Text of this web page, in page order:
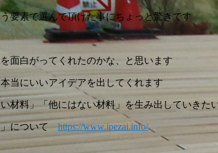
要素で選んで頂けた事にちょっと驚きです
面白がってくれたのかな、と思います
当にいいアイデアを出してくれます
材料」「他にはない材料」を生み出していきた
」についてhttps://www.ipezai.info/